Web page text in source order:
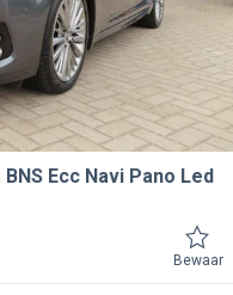
BNS Ecc Navi Pano Led
Bewaar